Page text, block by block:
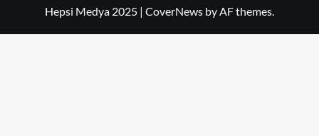
Hepsi Medya 2025 | CoverNews by AF themes.